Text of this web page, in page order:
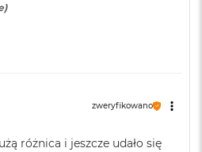
na 1864 piksele przy 224 pikselach na
kolorów
Wh
USB-C o mocy 70W
zweryfikowano
różnica i jeszcze udało się